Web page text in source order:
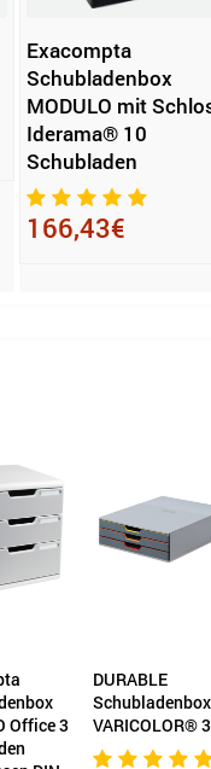
Exacompta
Schubladenbox
MODULO mit
Iderama® 10
Schubladen
166,43€
DURABLE
Schubladenbox
VARICOLOR® 3
BIG-
Office